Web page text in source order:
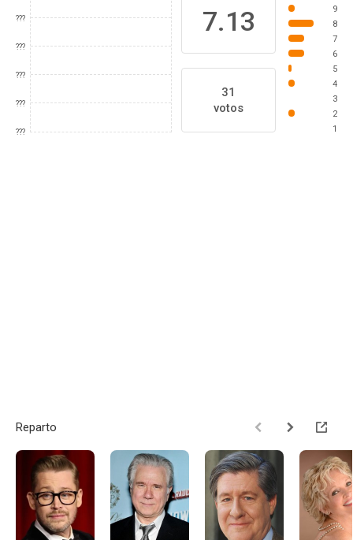
???
???
???
???
???
7.13
31
votos
9
8
7
6
5
4
3
2
1
Reparto